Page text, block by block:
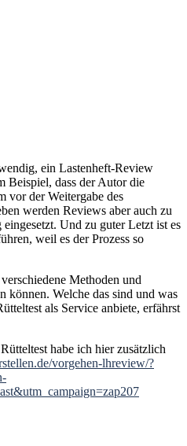
ein Lastenheft-Review
Beispiel, dass der Autor die
vor der Weitergabe des
werden Reviews aber auch zu
Und zu guter Letzt ist es
weil es der Prozess so
Methoden und
können. Welche das sind und was
als Service anbiete, erfährst
habe ich hier zusätzlich
vorgehen-lhreview/?